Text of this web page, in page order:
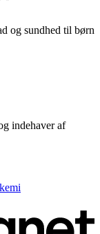
og sundhed til børn
indehaver af